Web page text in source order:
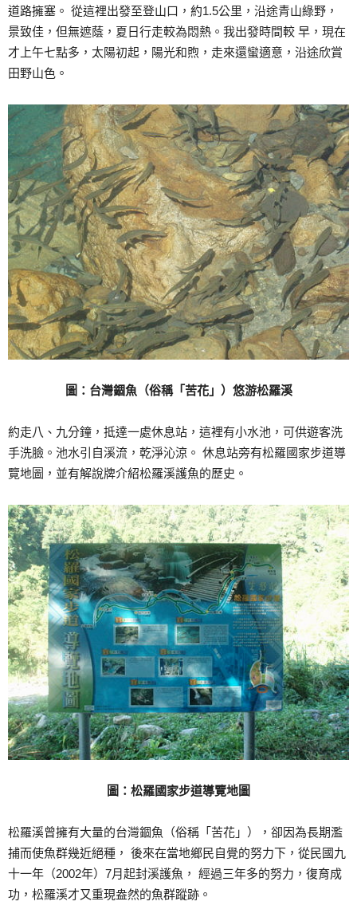
道路擁塞。 從這裡出發至登山口，約1.5公里，沿途青山綠野，
景致佳，但無遮蔭，夏日行走較為悶熱。我出發時間較 早，現在
才上午七點多，太陽初起，陽光和煦，走來還蠻適意，沿途欣賞
田野山色。
圖：台灣錮魚（俗稱「苦花」）悠游松羅溪
約走八、九分鐘，抵達一處休息站，這裡有小水池，可供遊客洗
手洗臉。池水引自溪流，乾淨沁涼。 休息站旁有松羅國家步道導
覽地圖，並有解說牌介紹松羅溪護魚的歷史。
圖：松羅國家步道導覽地圖
松羅溪曾擁有大量的台灣錮魚（俗稱「苦花」），卻因為長期濫
捕而使魚群幾近絕種， 後來在當地鄉民自覺的努力下，從民國九
十一年（2002年）7月起封溪護魚， 經過三年多的努力，復育成
功，松羅溪才又重現盎然的魚群蹤跡。